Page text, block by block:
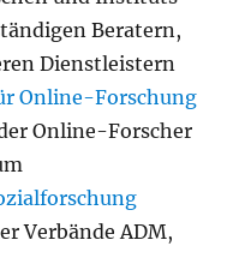
Beratern,
Dienstleistern
Online-Forschung
Online-Forscher
Verbände ADM,